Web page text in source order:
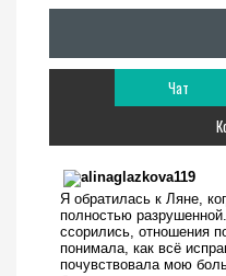
Чат